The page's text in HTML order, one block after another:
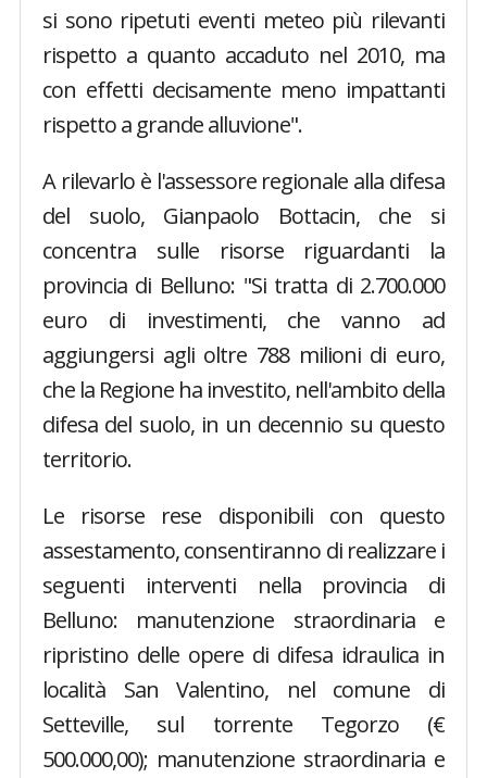
si sono ripetuti eventi meteo più rilevanti
rispetto a quanto accaduto nel 2010, ma
con effetti decisamente meno impattanti
rispetto a grande alluvione".
A rilevarlo è l'assessore regionale alla difesa
del suolo, Gianpaolo Bottacin, che si
concentra sulle risorse riguardanti la
provincia di Belluno: "Si tratta di 2.700.000
euro di investimenti, che vanno ad
aggiungersi agli oltre 788 milioni di euro,
che la Regione ha investito, nell'ambito della
difesa del suolo, in un decennio su questo
territorio.
Le risorse rese disponibili con questo
assestamento, consentiranno di realizzare i
seguenti interventi nella provincia di
Belluno: manutenzione straordinaria e
ripristino delle opere di difesa idraulica in
località San Valentino, nel comune di
Setteville, sul torrente Tegorzo (€
500.000,00); manutenzione straordinaria e